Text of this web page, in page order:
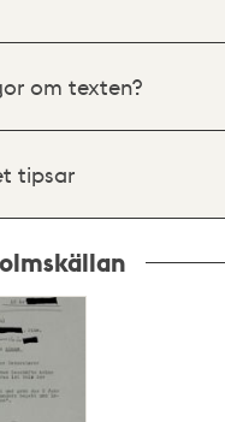
om texten?
tipsar